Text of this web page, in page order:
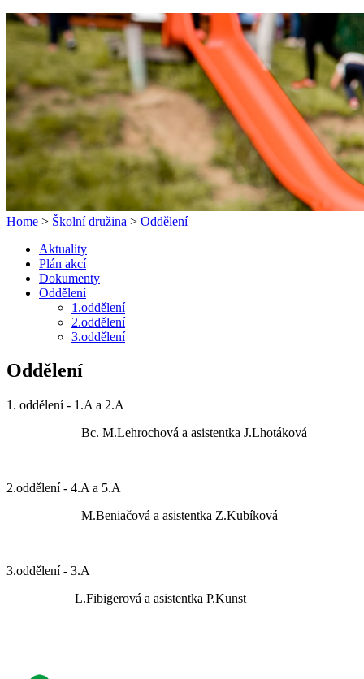
Home > Školní družina > Oddělení
Aktuality
Plán akcí
Dokumenty
Oddělení
1.oddělení
2.oddělení
3.oddělení
Oddělení
1. oddělení - 1.A a 2.A
Bc. M.Lehrochová a asistentka J.Lhotáková
2.oddělení - 4.A a 5.A
M.Beniačová a asistentka Z.Kubíková
3.oddělení - 3.A
L.Fibigerová a asistentka P.Kunst